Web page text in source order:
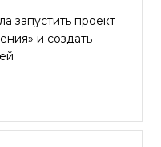
запустить проект
и создать